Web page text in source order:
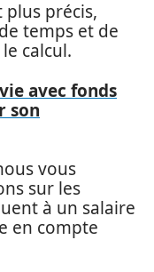
précis,
temps et de
calcul.
avec fonds
son
vous
sur les
à un salaire
en compte